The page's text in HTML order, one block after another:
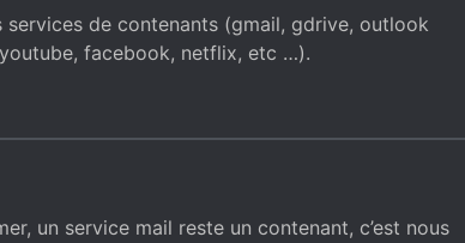
de contenants (gmail, gdrive, outlook
facebook, netflix, etc …).
un service mail reste un contenant, c’est nous